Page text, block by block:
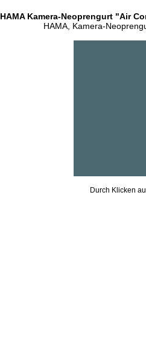
HAMA Kamera-Neoprengurt "Air
HAMA, Kamera-
Durch Klicken